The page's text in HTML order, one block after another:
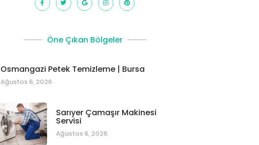
Öne Çıkan Bölgeler
Osmangazi Petek Temizleme | Bursa
Ağustos 6, 2026
Sarıyer Çamaşır Makinesi
Servisi
Ağustos 6, 2026